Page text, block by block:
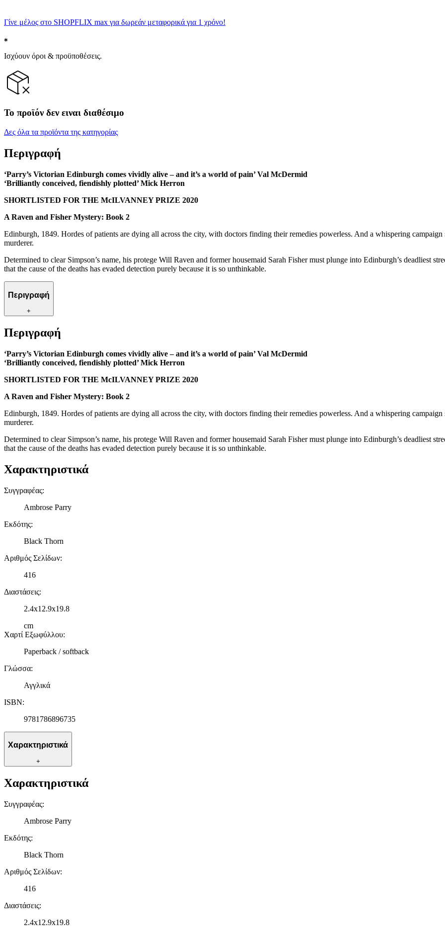
Γίνε μέλος στο SHOPFLIX max για δωρεάν μεταφορικά για 1 χρόνο!
Ισχύουν όροι & προϋποθέσεις.
Το προϊόν δεν ειναι διαθέσιμο
Δες όλα τα προϊόντα της κατηγορίας
Περιγραφή
‘Parry’s Victorian Edinburgh comes vividly alive – and it’s a world of pain’ Val McDermid
‘Brilliantly conceived, fiendishly plotted’ Mick Herron
SHORTLISTED FOR THE McILVANNEY PRIZE 2020
A Raven and Fisher Mystery: Book 2
Edinburgh, 1849. Hordes of patients are dying all across the city, with doctors finding their remedies powerless. And a whispering
murderer.
Determined to clear Simpson’s name, his protege Will Raven and former housemaid Sarah Fisher must plunge into Edinburgh’s deadliest
that the cause of the deaths has evaded detection purely because it is so unthinkable.
Περιγραφή
+
Περιγραφή
‘Parry’s Victorian Edinburgh comes vividly alive – and it’s a world of pain’ Val McDermid
‘Brilliantly conceived, fiendishly plotted’ Mick Herron
SHORTLISTED FOR THE McILVANNEY PRIZE 2020
A Raven and Fisher Mystery: Book 2
Edinburgh, 1849. Hordes of patients are dying all across the city, with doctors finding their remedies powerless. And a whispering
murderer.
Determined to clear Simpson’s name, his protege Will Raven and former housemaid Sarah Fisher must plunge into Edinburgh’s deadliest
that the cause of the deaths has evaded detection purely because it is so unthinkable.
Χαρακτηριστικά
Συγγραφέας:
Ambrose Parry
Εκδότης:
Black Thorn
Αριθμός Σελίδων:
416
Διαστάσεις:
2.4x12.9x19.8
cm
Χαρτί Εξωφύλλου:
Paperback / softback
Γλώσσα:
Αγγλικά
ISBN:
9781786896735
Χαρακτηριστικά
+
Χαρακτηριστικά
Συγγραφέας:
Ambrose Parry
Εκδότης:
Black Thorn
Αριθμός Σελίδων:
416
Διαστάσεις:
2.4x12.9x19.8